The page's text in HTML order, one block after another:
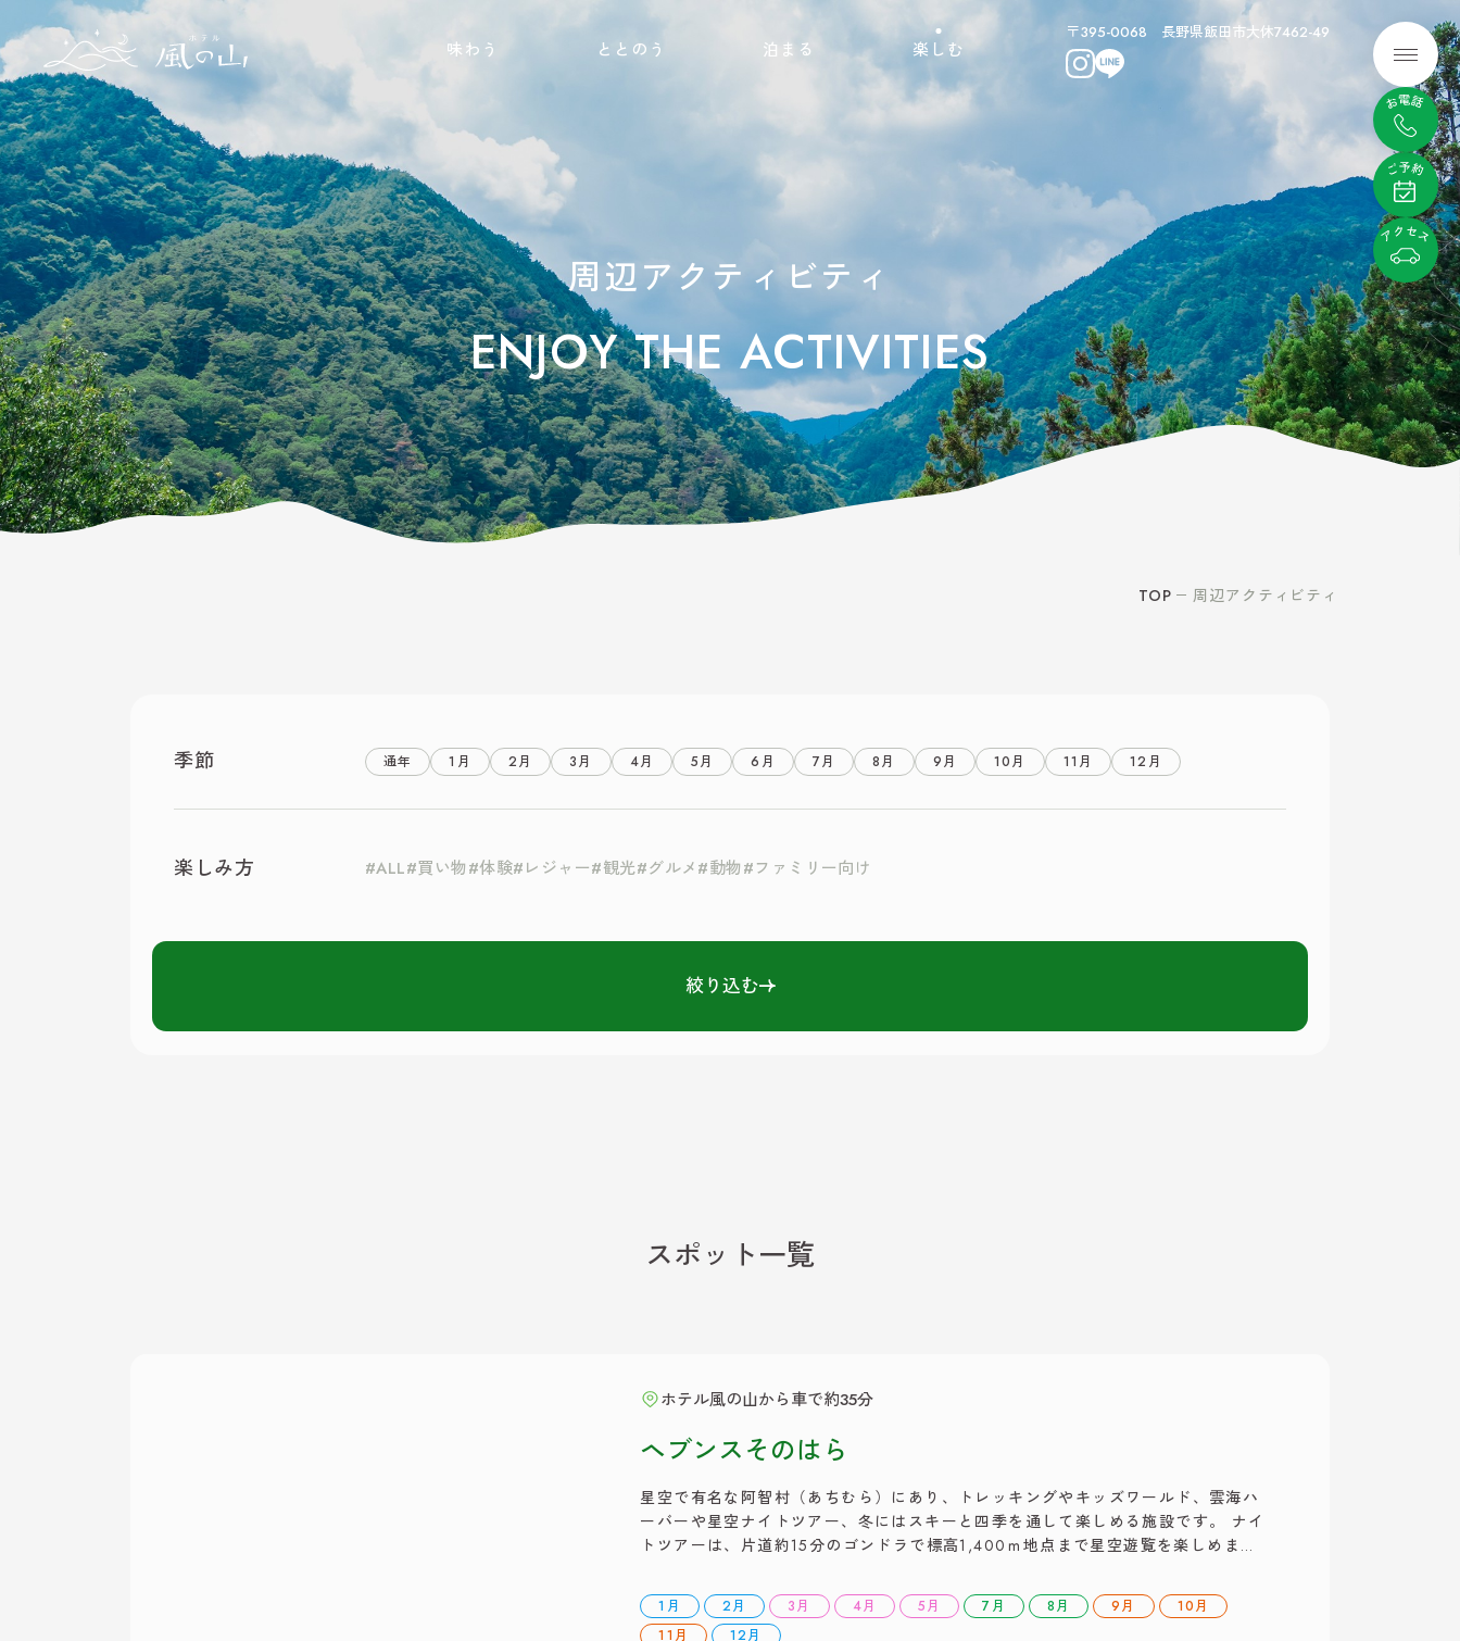
本文までスキップする
味わう
BBQ
ととのう 泊まる
ホテルに泊まる
楽しむ
季節を楽しむ
周辺アクティビティ
〒395-0068 長野県飯田市大休7462-49
メニ
周辺アクティビティ
ENJOY THE ACTIVITIES
TOP 周辺アクティビティ
季節 通年 1月 2月 3月 4月 5月 6月 7月 8月 9月 10月 11月 12月
楽しみ方 ALL 買い物 体験 レジャー 観光 グルメ 動物 ファミリー向け
絞り込む
スポット一覧
ホテル風の山から車で約35分
ヘブンスそのはら
星空で有名な阿智村（あちむら）にあり、トレッキングやキッズワールド、雲海ハ
ーバーや星空ナイトツアー、冬にはスキーと四季を通して楽しめる施設です。 ナイ
トツアーは、片道約15分のゴンドラで標高1,400ｍ地点まで星空遊覧を楽しめま
見える場所」の第1位に選ばれた星空を見ることができます。 ・営業時間 ８：３
０～１６：３０ ・営 […]
1月 2月 3月 4月 5月 7月 8月 9月
10月
11月
12月